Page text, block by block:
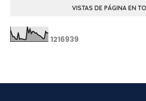
VISTAS DE PÁGINA EN
1216939